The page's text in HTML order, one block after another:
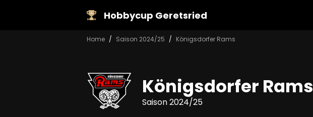
Hobbycup Geretsried
Home Saison 2024/25 Königsdorfer Rams
Königsdorfer Rams
Saison 2024/25